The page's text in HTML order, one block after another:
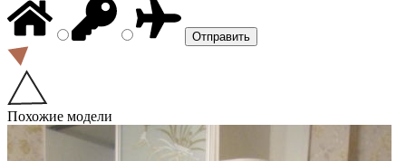
Похожие модели